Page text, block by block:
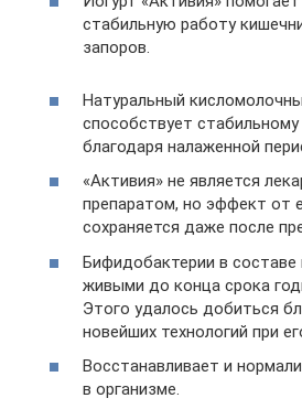
стабильную работу
запоров.
Натуральный
способствует
благодаря налаженной
«Активия» не является
препаратом, но эффект от
сохраняется даже после
Бифидобактерии в составе
живыми до конца срока
Этого удалось добиться
новейших технологий при
Восстанавливает и
в организме.